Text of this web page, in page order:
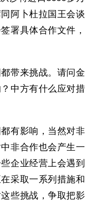
阿卜杜拉国王会谈
署具体合作文件，
带来挑战。请问金
中方有什么应对措
有影响，当然对非
非合作也会产生一
企业经营上会遇到
采取一系列措施和
些挑战，争取把影